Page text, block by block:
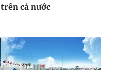
trên cả nước